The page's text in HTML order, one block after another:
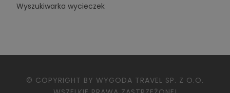
Wyszukiwarka wycieczek
© COPYRIGHT BY WYGODA TRAVEL SP. Z O.O.